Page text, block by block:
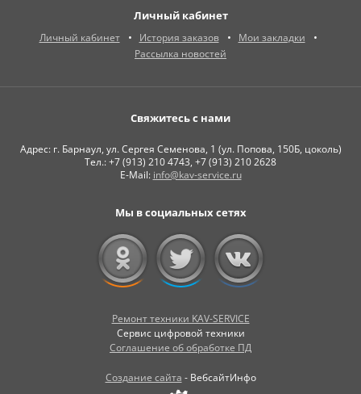
Личный кабинет
Личный кабинет История заказов
Мои закладки
Рассылка новостей
Свяжитесь с нами
Адрес: г. Барнаул, ул. Сергея Семенова, 1 (ул. Попова, 150Б, цоколь)
Тел.: +7 (913) 210 4743, +7 (913) 210 2628
E-Mail: info@kav-service.ru
Мы в социальных сетях
Ремонт техники KAV-SERVICE
Сервис цифровой техники
Соглашение об обработке ПД
Создание сайта - ВебсайтИнфо